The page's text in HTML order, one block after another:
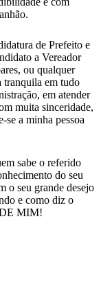
de Prefeito e
a Vereador
ou qualquer
tranquila em tudo
em atender
muita sinceridade,
a minha pessoa
sabe o referido
do seu
o seu grande desejo
e como diz o
DE MIM!